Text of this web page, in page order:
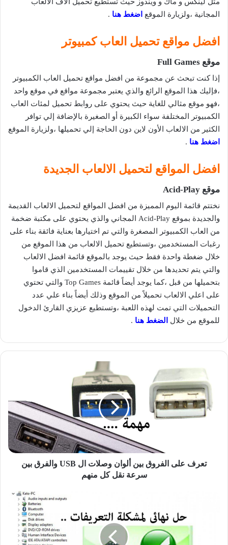
مثل لينكس و ماك و ويندوز حيث تستطيع تحميل الآف الالعاب
المجانية ،ولزيارة الموقع اضغط هنا .
افضل مواقع تحميل العاب كمبيوتر
موقع Full Games
إذا كنت تبحث عن مجموعة من افضل مواقع تحميل العاب الكمبيوتر
،فإليك هذا الموقع الرائع والذي يعتبر مجموعة مواقع في موقع واحد
،فهو موقع مثالي للغاية حيث يحتوي على روابط تحميل لمئات العاب
الكمبيوتر المختلفة سواء الكبيرة أو الصغيرة بالإضافة إلي توافر
الكثير من الالعاب الأون لاين دون الحاجة إلي تحميلها ،ولزيارة الموقع
اضغط هنا .
افضل المواقع لتحميل الالعاب الجديدة
موقع Acid-Play
نختتم قائمة اليوم المميزة من افضل المواقع لتحميل الالعاب القديمة
والجديدة بموقع Acid-Play المجاني والذي يحتوي على مكتبة ضخمة
من العاب الكمبيوتر المصغرة والتي تم اختيارها بعناية فائقة بناء على
رغبات المستخدمين ،وتستطيع تحميل الالعاب من هذا الموقع من
خلال ضغطة واحدة فقط حيث يوجد بالموقع قائمة افضل الالعاب
والتي يتم تحديدها من خلال تقييمات المستخدمين الذي قاموا
بتحميلها من قبل ،كما يوجد أيضاً قائمة Top Games والتي تحتوي
على اعلي الالعاب تحميلاً من الموقع وذلك أيضاً بناء علي عدد
التحميلات التي تمت لهذه اللعبة ،وتستطيع عزيزي القارئ الدخول
للموقع من خلال
الضغط هنا .
الفروق
ألوان
وصلات
تعرف على الفروق بين ألوان وصلات ال USB والفرق بين
سرعة نقل كل منهم